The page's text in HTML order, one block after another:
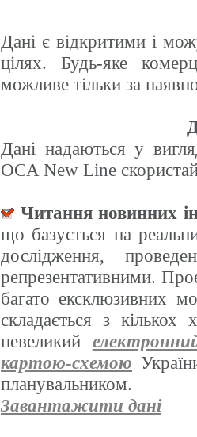
Дані є відкритими і
цілях. Будь-яке
можливе тільки за
Дані надаються у
OCA New Line
Читання новинних
що базується на
дослідження,
репрезентативними.
багато ексклюзивних
складається з
невеликий
картою-схемою
планувальником.
Завантажити дані